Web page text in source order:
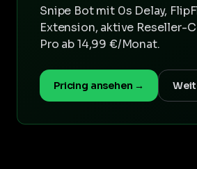
Snipe Bot mit 0s Delay,
Extension, aktive Reseller-
Pro ab 14,99 €/Monat.
Pricing ansehen →